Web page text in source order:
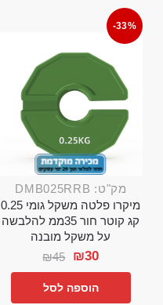
-33%
מק"ט: DMB025RRB
מיקרו פלטה משקל גומי 0.25
קג קוטר חור 35ממ להלבשה
על משקל מובנה
₪45 ₪30
הוספה לסל